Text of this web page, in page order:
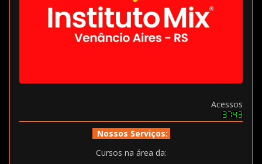
Acessos
Nossos Serviços:
Cursos na área da: